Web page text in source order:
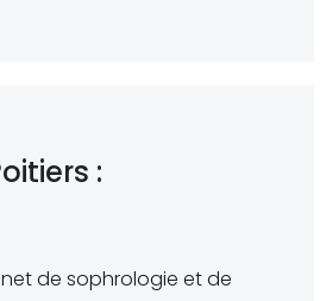
:
de sophrologie et de